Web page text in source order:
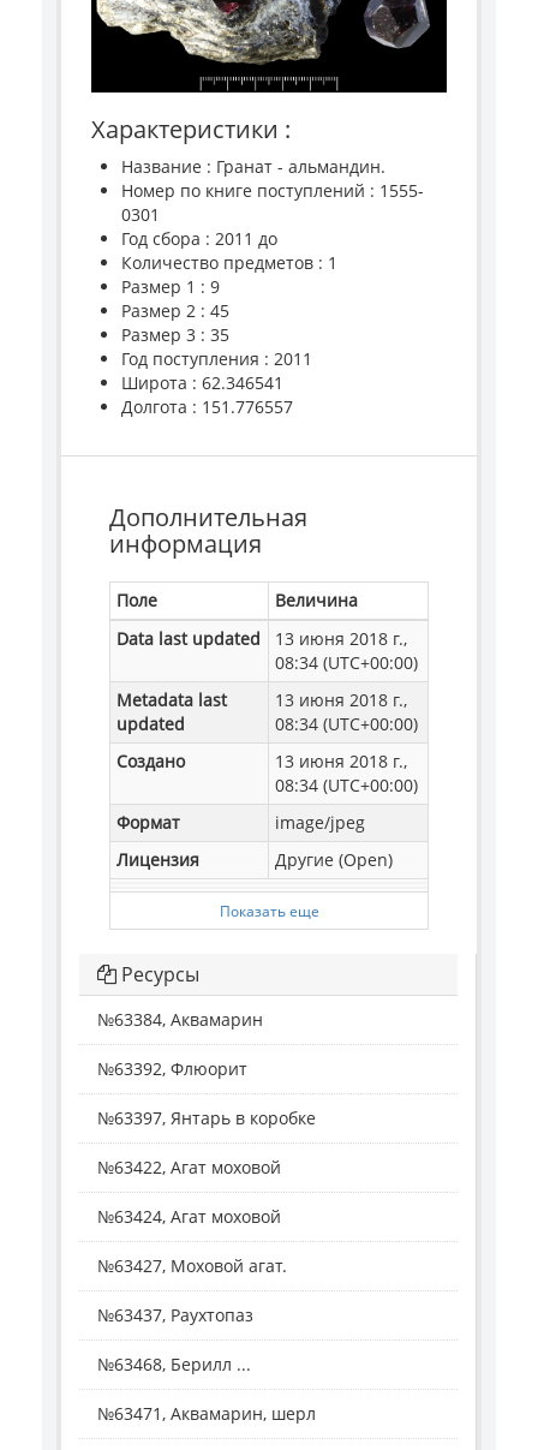
Характеристики :
Название : Гранат - альмандин.
Номер по книге поступлений : 1555-
0301
Год сбора : 2011 до
Количество предметов : 1
Размер 1 : 9
Размер 2 : 45
Размер 3 : 35
Год поступления : 2011
Широта : 62.346541
Долгота : 151.776557
Дополнительная
информация
Поле
Величина
Data last updated
13 июня 2018 г.,
08:34 (UTC+00:00)
Metadata last
updated
13 июня 2018 г.,
08:34 (UTC+00:00)
Создано
13 июня 2018 г.,
08:34 (UTC+00:00)
Формат
image/jpeg
Лицензия
Другие (Open)
Показать еще
Ресурсы
№63384, Аквамарин
№63392, Флюорит
№63397, Янтарь в коробке
№63422, Агат моховой
№63424, Агат моховой
№63427, Моховой агат.
№63437, Раухтопаз
№63468, Берилл ...
№63471, Аквамарин, шерл